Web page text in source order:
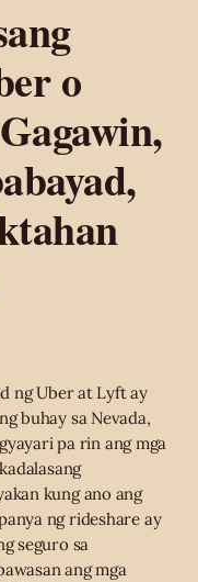
o
ng Uber at Lyft ay
buhay sa Nevada,
pa rin ang mga
kung ano ang
ng rideshare ay
seguro sa
ang mga